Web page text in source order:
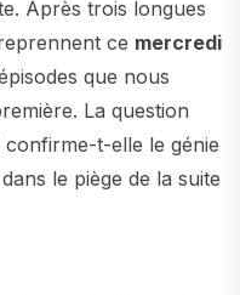
Après trois longues
ce mercredi
que nous
La question
t-elle le génie
le piège de la suite